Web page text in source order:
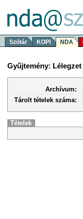
Szótár KOPI NDA
Gyűjtemény: Lélegzet
Archívum:
Tárolt tételek száma:
Tételek